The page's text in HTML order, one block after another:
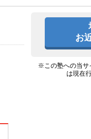
お
※この塾への当サ
は現在